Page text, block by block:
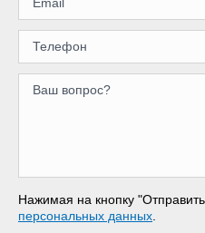
Нажимая на кнопку
персональных данных